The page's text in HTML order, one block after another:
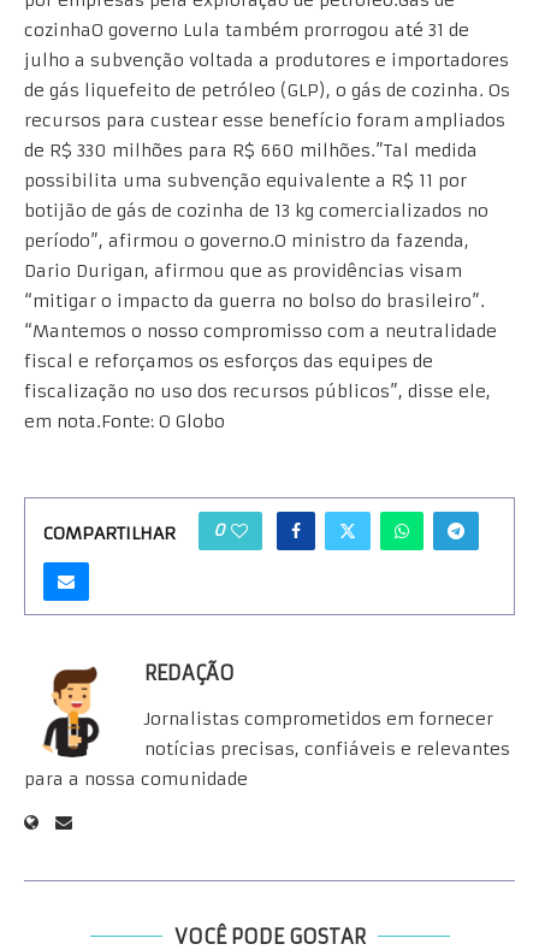
cozinhaO governo Lula também prorrogou até 31 de
julho a subvenção voltada a produtores e importadores
de gás liquefeito de petróleo (GLP), o gás de cozinha. Os
recursos para custear esse benefício foram ampliados
de R$ 330 milhões para R$ 660 milhões.”Tal medida
possibilita uma subvenção equivalente a R$ 11 por
botijão de gás de cozinha de 13 kg comercializados no
período”, afirmou o governo.O ministro da fazenda,
Dario Durigan, afirmou que as providências visam
“mitigar o impacto da guerra no bolso do brasileiro”.
“Mantemos o nosso compromisso com a neutralidade
fiscal e reforçamos os esforços das equipes de
fiscalização no uso dos recursos públicos”, disse ele,
em nota.Fonte: O Globo
COMPARTILHAR 0
REDAÇÃO
Jornalistas comprometidos em fornecer
notícias precisas, confiáveis e relevantes
para a nossa comunidade
VOCÊ PODE GOSTAR